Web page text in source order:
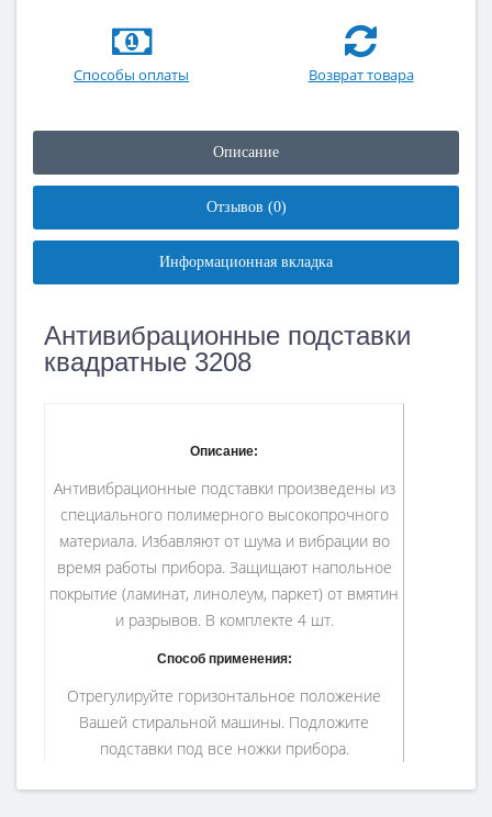
Способы оплаты Возврат товара
Описание
Отзывов (0)
Информационная вкладка
Антивибрационные подставки
квадратные 3208
Описание:
Антивибрационные подставки произведены из
специального полимерного высокопрочного
материала. Избавляют от шума и вибрации во
время работы прибора. Защищают напольное
покрытие (ламинат, линолеум, паркет) от вмятин
и разрывов. В комплекте 4 шт.
Способ применения:
Отрегулируйте горизонтальное положение
Вашей стиральной машины. Подложите
подставки под все ножки прибора.